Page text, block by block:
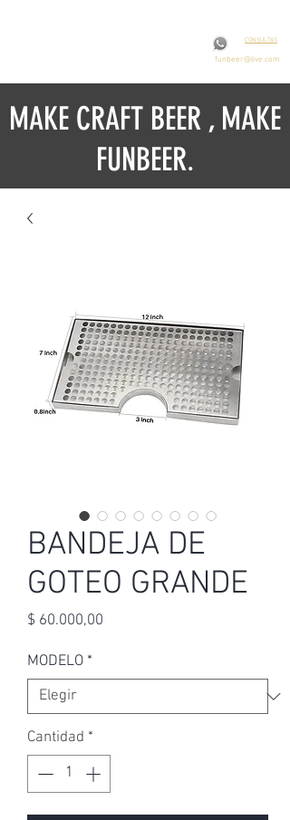
CONSULTAS
funbeer@live.com
MAKE CRAFT BEER , MAKE
FUNBEER.
BANDEJA DE
GOTEO GRANDE
$ 60.000,00
MODELO *
Cantidad *